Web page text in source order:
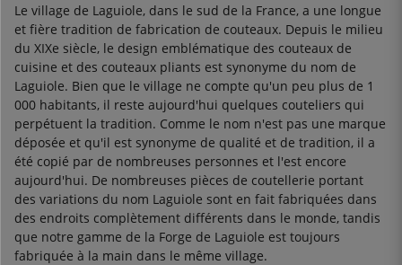
Le village de Laguiole, dans le sud de la France, a une longue
et fière tradition de fabrication de couteaux. Depuis le milieu
du XIXe siècle, le design emblématique des couteaux de
cuisine et des couteaux pliants est synonyme du nom de
Laguiole. Bien que le village ne compte qu'un peu plus de 1
000 habitants, il reste aujourd'hui quelques couteliers qui
perpétuent la tradition. Comme le nom n'est pas une marque
déposée et qu'il est synonyme de qualité et de tradition, il a
été copié par de nombreuses personnes et l'est encore
aujourd'hui. De nombreuses pièces de coutellerie portant
des variations du nom Laguiole sont en fait fabriquées dans
des endroits complètement différents dans le monde, tandis
que notre gamme de la Forge de Laguiole est toujours
fabriquée à la main dans le même village.